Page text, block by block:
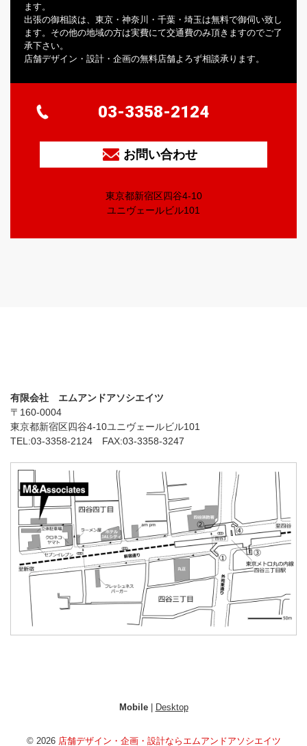
ます。
出張の御相談は、東京・神奈川・千葉・埼玉は無料で御伺い致し
ます。その他の地域の方は実費にて交通費のみ頂きますのでご了
承下さい。
店舗デザイン・設計・企画の無料店舗よろず相談承ります。
03-3358-2124
お問い合わせ
東京都新宿区四谷4-10
ユニヴェールビル101
有限会社 エムアンドアソシエイツ
〒160-0004
東京都新宿区四谷4-10ユニヴェールビル101
TEL:03-3358-2124 FAX:03-3358-3247
Mobile| Desktop
© 2026 店舗デザイン・企画・設計ならエムアンドアソシエイツ